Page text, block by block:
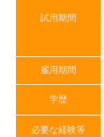
試用期間
雇用期間
学歴
必要な経験等